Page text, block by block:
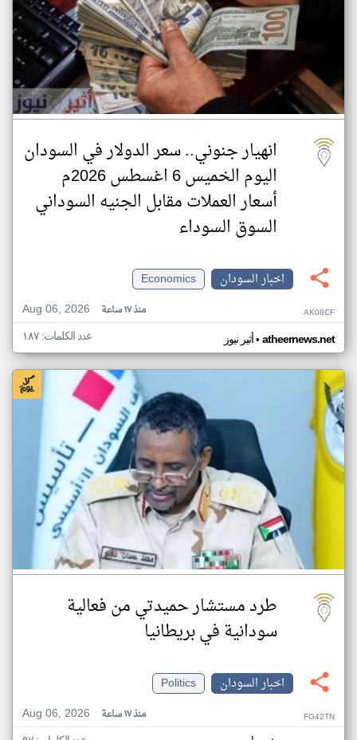
انهيار جنوني.. سعر الدولار في السودان
اليوم الخميس 6 اغسطس 2026م
أسعار العملات مقابل الجنيه السوداني
السوق السوداء
اخبار السودان
Economics
Aug 06, 2026
منذ ١٧ ساعة AK08CF
أثير نيوز• atheernews.net عدد الكلمات: ١٨٧
طرد مستشار حميدتي من فعالية
سودانية في بريطانيا
اخبار السودان
Politics
Aug 06, 2026
منذ ١٧ ساعة FG42TN